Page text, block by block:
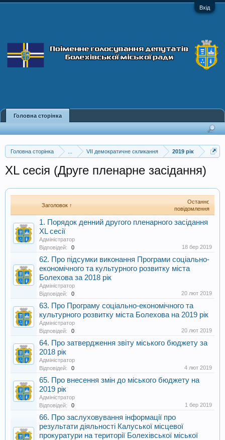
Вхід
Головна сторінка VII демократичне скликання 2019 рік
XL сесія (Друге пленарне засідання)
Заголовок ↑
Останнє
повідомлення
1. Порядок денний другого пленарного засідання
XL сесії
Адміністратор
Відповідей:
0 18 бер 2019
62. Про підсумки виконання Програми соціально-
економічного та культурного розвитку міста
Болехова за 2018 рік
Адміністратор
Відповідей:
0 20 лют 2019
63. Про Програму соціально-економічного та
культурного розвитку міста Болехова на 2019 рік
Адміністратор
Відповідей:
0 20 лют 2019
64. Про затвердження звіту міського бюджету за
2018 рік
Адміністратор
Відповідей:
0 4 лют 2019
65. Про внесення змін до міського бюджету на
2019 рік
Адміністратор
Відповідей:
0 1 бер 2019
66. Про заслуховування інформації про
результати діяльності Калуської місцевої
прокуратури на території Болехівської міської
Головна сторінка